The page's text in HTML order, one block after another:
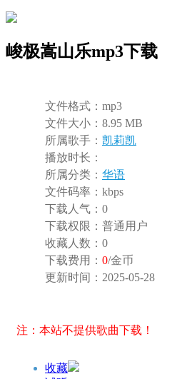
峻极嵩山乐mp3下载
文件格式： mp3
文件大小： 8.95 MB
所属歌手： 凯莉凯
播放时长：
所属分类： 华语
文件码率： kbps
下载人气： 0
下载权限： 普通用户
收藏人数： 0
下载费用： 0/金币
更新时间： 2025-05-28
注：本站不提供歌曲下载！
收藏